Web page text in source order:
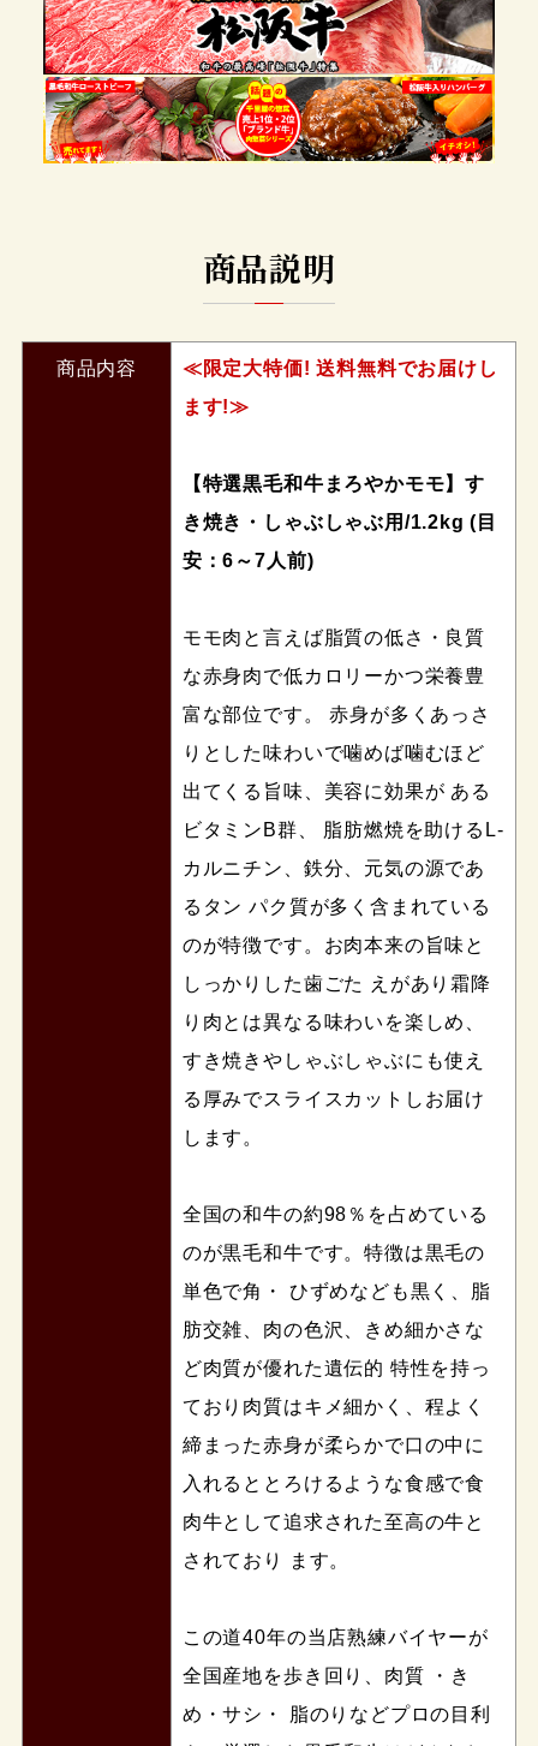
商品説明
商品内容
≪限定大特価! 送料無料でお届けし
ます!≫
【特選黒毛和牛まろやかモモ】す
き焼き・しゃぶしゃぶ用/1.2kg (目
安：6～7人前)
モモ肉と言えば脂質の低さ・良質
な赤身肉で低カロリーかつ栄養豊
富な部位です。 赤身が多くあっさ
りとした味わいで噛めば噛むほど
出てくる旨味、美容に効果が ある
ビタミンB群、 脂肪燃焼を助けるL-
カルニチン、鉄分、元気の源であ
るタン パク質が多く含まれている
のが特徴です。お肉本来の旨味と
しっかりした歯ごた えがあり霜降
り肉とは異なる味わいを楽しめ、
すき焼きやしゃぶしゃぶにも使え
る厚みでスライスカットしお届け
します。
全国の和牛の約98％を占めている
のが黒毛和牛です。特徴は黒毛の
単色で角・ ひずめなども黒く、脂
肪交雑、肉の色沢、きめ細かさな
ど肉質が優れた遺伝的 特性を持っ
ており肉質はキメ細かく、程よく
締まった赤身が柔らかで口の中に
入れるととろけるような食感で食
肉牛として追求された至高の牛と
されており ます。
この道40年の当店熟練バイヤーが
全国産地を歩き回り、肉質 ・き
め・サシ・ 脂のりなどプロの目利